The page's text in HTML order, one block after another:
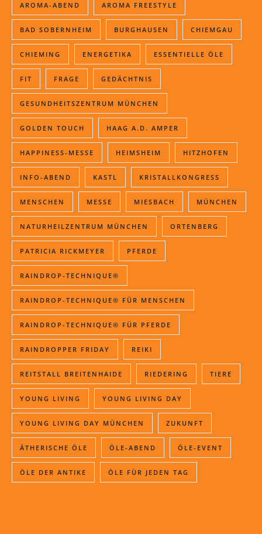
AROMA-ABEND AROMA FREESTYLE
BAD SOBERNHEIM BURGHAUSEN CHIEMGAU
CHIEMING ENERGETIKA ESSENTIELLE ÖLE
FIT FRAGE GEDÄCHTNIS
GESUNDHEITSZENTRUM MÜNCHEN
GOLDEN TOUCH HAAG A.D. AMPER
HAPPINESS-MESSE HEIMSHEIM HITZHOFEN
INFO-ABEND KASTL KRISTALLKONGRESS
MENSCHEN MESSE MIESBACH MÜNCHEN
NATURHEILZENTRUM MÜNCHEN ORTENBERG
PATRICIA RICKMEYER PFERDE
RAINDROP-TECHNIQUE®
RAINDROP-TECHNIQUE® FÜR MENSCHEN
RAINDROP-TECHNIQUE® FÜR PFERDE
RAINDROPPER FRIDAY REIKI
REITSTALL BREITENHAIDE RIEDERING TIERE
YOUNG LIVING YOUNG LIVING DAY
YOUNG LIVING DAY MÜNCHEN ZUKUNFT
ÄTHERISCHE ÖLE ÖLE-ABEND ÖLE-EVENT
ÖLE DER ANTIKE ÖLE FÜR JEDEN TAG